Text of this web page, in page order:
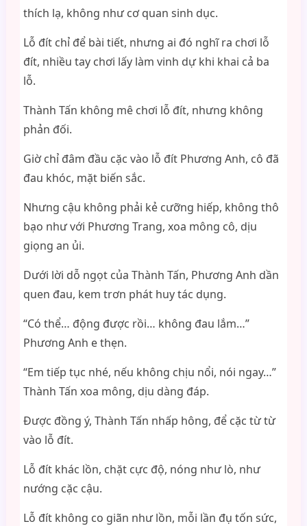
thích lạ, không như cơ quan sinh dục.
Lỗ đít chỉ để bài tiết, nhưng ai đó nghĩ ra chơi lỗ
đít, nhiều tay chơi lấy làm vinh dự khi khai cả ba
lỗ.
Thành Tấn không mê chơi lỗ đít, nhưng không
phản đối.
Giờ chỉ đâm đầu cặc vào lỗ đít Phương Anh, cô đã
đau khóc, mặt biến sắc.
Nhưng cậu không phải kẻ cưỡng hiếp, không thô
bạo như với Phương Trang, xoa mông cô, dịu
giọng an ủi.
Dưới lời dỗ ngọt của Thành Tấn, Phương Anh dần
quen đau, kem trơn phát huy tác dụng.
“Có thể… động được rồi… không đau lắm…”
Phương Anh e thẹn.
“Em tiếp tục nhé, nếu không chịu nổi, nói ngay…”
Thành Tấn xoa mông, dịu dàng đáp.
Được đồng ý, Thành Tấn nhấp hông, để cặc từ từ
vào lỗ đít.
Lỗ đít khác lồn, chặt cực độ, nóng như lò, như
nướng cặc cậu.
Lỗ đít không co giãn như lồn, mỗi lần đụ tốn sức,